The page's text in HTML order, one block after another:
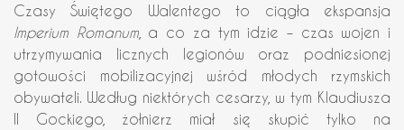
Czasy Świętego Walentego to ciągła ekspansja
Imperium Romanum, a co za tym idzie – czas wojen i
utrzymywania licznych legionów oraz podniesionej
gotowości mobilizacyjnej wśród młodych rzymskich
obywateli. Według niektórych cesarzy, w tym Klaudiusza
II Gockiego, żołnierz miał się skupić tylko na